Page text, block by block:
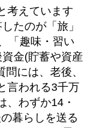
考えています
たのが「旅」
「趣味・習い
金(貯蓄や資産
には、老後、
言われる3千万
、わずか14・
暮らしを送る